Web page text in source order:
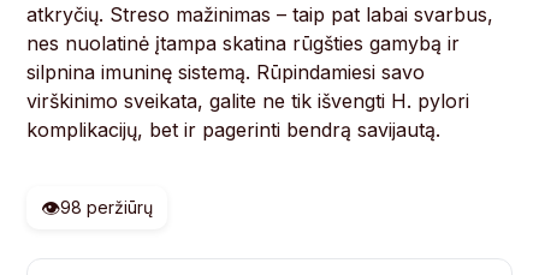
atkryčių. Streso mažinimas – taip pat labai svarbus,
nes nuolatinė įtampa skatina rūgšties gamybą ir
silpnina imuninę sistemą. Rūpindamiesi savo
virškinimo sveikata, galite ne tik išvengti H. pylori
komplikacijų, bet ir pagerinti bendrą savijautą.
👁️98 peržiūrų